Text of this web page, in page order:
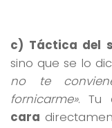
c) Táctica del
sino que se lo
no te
fornicarme». Tu
cara